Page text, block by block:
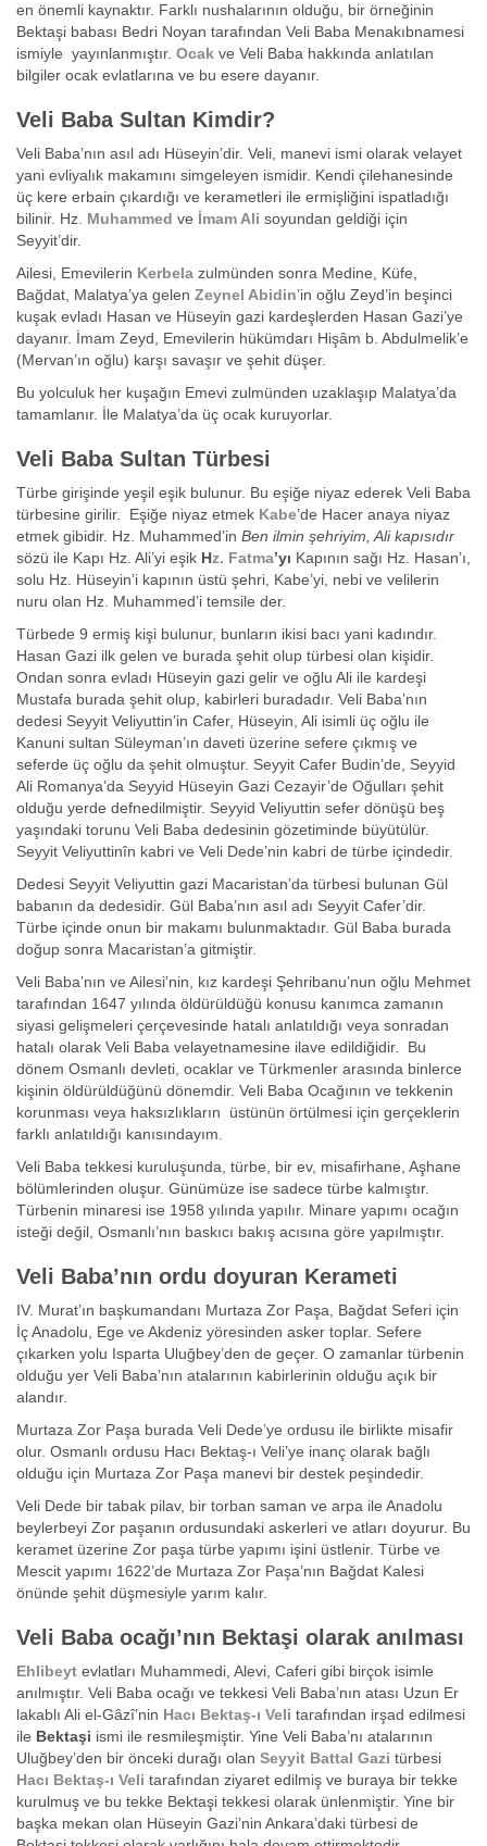
en önemli kaynaktır. Farklı nushalarının olduğu, bir örneğinin
Bektaşi babası Bedri Noyan tarafından Veli Baba Menakıbnamesi
ismiyle yayınlanmıştır. Ocak ve Veli Baba hakkında anlatılan
bilgiler ocak evlatlarına ve bu esere dayanır.
Veli Baba Sultan Kimdir?
Veli Baba’nın asıl adı Hüseyin’dir. Veli, manevi ismi olarak velayet
yani evliyalık makamını simgeleyen ismidir. Kendi çilehanesinde
üç kere erbain çıkardığı ve kerametleri ile ermişliğini ispatladığı
bilinir. Hz. Muhammed ve İmam Ali soyundan geldiği için
Seyyit’dir.
Ailesi, Emevilerin Kerbela zulmünden sonra Medine, Küfe,
Bağdat, Malatya’ya gelen Zeynel Abidin’in oğlu Zeyd’in beşinci
kuşak evladı Hasan ve Hüseyin gazi kardeşlerden Hasan Gazi’ye
dayanır. İmam Zeyd, Emevilerin hükümdarı Hişâm b. Abdulmelik’e
(Mervan’ın oğlu) karşı savaşır ve şehit düşer.
Bu yolculuk her kuşağın Emevi zulmünden uzaklaşıp Malatya’da
tamamlanır. İle Malatya’da üç ocak kuruyorlar.
Veli Baba Sultan Türbesi
Türbe girişinde yeşil eşik bulunur. Bu eşiğe niyaz ederek Veli Baba
türbesine girilir. Eşiğe niyaz etmek Kabe’de Hacer anaya niyaz
etmek gibidir. Hz. Muhammed’in Ben ilmin şehriyim, Ali kapısıdır
sözü ile Kapı Hz. Ali’yi eşik Hz. Fatma’yı Kapının sağı Hz. Hasan’ı,
solu Hz. Hüseyin’i kapının üstü şehri, Kabe’yi, nebi ve velilerin
nuru olan Hz. Muhammed’i temsile der.
Türbede 9 ermiş kişi bulunur, bunların ikisi bacı yani kadındır.
Hasan Gazi ilk gelen ve burada şehit olup türbesi olan kişidir.
Ondan sonra evladı Hüseyin gazi gelir ve oğlu Ali ile kardeşi
Mustafa burada şehit olup, kabirleri buradadır. Veli Baba’nın
dedesi Seyyit Veliyuttin’in Cafer, Hüseyin, Ali isimli üç oğlu ile
Kanuni sultan Süleyman’ın daveti üzerine sefere çıkmış ve
seferde üç oğlu da şehit olmuştur. Seyyit Cafer Budin’de, Seyyid
Ali Romanya’da Seyyid Hüseyin Gazi Cezayir’de Oğulları şehit
olduğu yerde defnedilmiştir. Seyyid Veliyuttin sefer dönüşü beş
yaşındaki torunu Veli Baba dedesinin gözetiminde büyütülür.
Seyyit Veliyuttinîn kabri ve Veli Dede’nin kabri de türbe içindedir.
Dedesi Seyyit Veliyuttin gazi Macaristan’da türbesi bulunan Gül
babanın da dedesidir. Gül Baba’nın asıl adı Seyyit Cafer’dir.
Türbe içinde onun bir makamı bulunmaktadır. Gül Baba burada
doğup sonra Macaristan’a gitmiştir.
Veli Baba’nın ve Ailesi’nin, kız kardeşi Şehribanu’nun oğlu Mehmet
tarafından 1647 yılında öldürüldüğü konusu kanımca zamanın
siyasi gelişmeleri çerçevesinde hatalı anlatıldığı veya sonradan
hatalı olarak Veli Baba velayetnamesine ilave edildiğidir. Bu
dönem Osmanlı devleti, ocaklar ve Türkmenler arasında binlerce
kişinin öldürüldüğünü dönemdir. Veli Baba Ocağının ve tekkenin
korunması veya haksızlıkların üstünün örtülmesi için gerçeklerin
farklı anlatıldığı kanısındayım.
Veli Baba tekkesi kuruluşunda, türbe, bir ev, misafirhane, Aşhane
bölümlerinden oluşur. Günümüze ise sadece türbe kalmıştır.
Türbenin minaresi ise 1958 yılında yapılır. Minare yapımı ocağın
isteği değil, Osmanlı’nın baskıcı bakış acısına göre yapılmıştır.
Veli Baba’nın ordu doyuran Kerameti
IV. Murat’ın başkumandanı Murtaza Zor Paşa, Bağdat Seferi için
İç Anadolu, Ege ve Akdeniz yöresinden asker toplar. Sefere
çıkarken yolu Isparta Uluğbey’den de geçer. O zamanlar türbenin
olduğu yer Veli Baba’nın atalarının kabirlerinin olduğu açık bir
alandır.
Murtaza Zor Paşa burada Veli Dede’ye ordusu ile birlikte misafir
olur. Osmanlı ordusu Hacı Bektaş-ı Veli’ye inanç olarak bağlı
olduğu için Murtaza Zor Paşa manevi bir destek peşindedir.
Veli Dede bir tabak pilav, bir torban saman ve arpa ile Anadolu
beylerbeyi Zor paşanın ordusundaki askerleri ve atları doyurur. Bu
keramet üzerine Zor paşa türbe yapımı işini üstlenir. Türbe ve
Mescit yapımı 1622’de Murtaza Zor Paşa’nın Bağdat Kalesi
önünde şehit düşmesiyle yarım kalır.
Veli Baba ocağı’nın Bektaşi olarak anılması
Ehlibeyt evlatları Muhammedi, Alevi, Caferi gibi birçok isimle
anılmıştır. Veli Baba ocağı ve tekkesi Veli Baba’nın atası Uzun Er
lakablı Ali el-Gâzî’nin Hacı Bektaş-ı Veli tarafından irşad edilmesi
ile Bektaşi ismi ile resmileşmiştir. Yine Veli Baba’nı atalarının
Uluğbey’den bir önceki durağı olan Seyyit Battal Gazi türbesi
Hacı Bektaş-ı Veli tarafından ziyaret edilmiş ve buraya bir tekke
kurulmuş ve bu tekke Bektaşi tekkesi olarak ünlenmiştir. Yine bir
başka mekan olan Hüseyin Gazi’nin Ankara’daki türbesi de